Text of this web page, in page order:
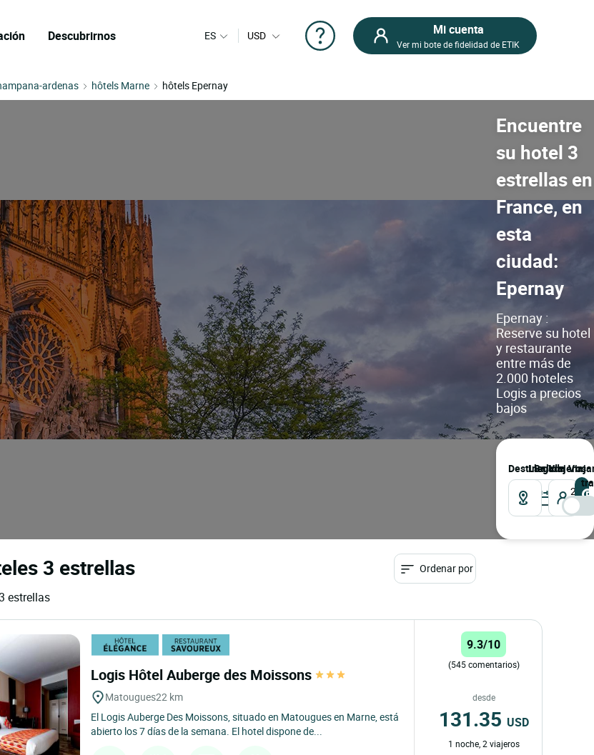
Descubrirnos ES USD Mi cuenta
Ver mi bote de fidelidad de ETIK
ardenas hôtels Marne hôtels Epernay
Encuentre
su hotel 3
estrellas en
France, en
esta
ciudad:
Epernay
Epernay :
Reserve su hotel
y restaurante
entre más de
2.000 hoteles
Logis a precios
bajos
Destinollegada
salida
Viajeros
2
3 estrellas
estrellas
Ordenar por
Logis Hôtel Auberge des Moissons
Matougues22 km
El Logis Auberge Des Moissons, situado en Matougues en Marne, está
abierto los 7 días de la semana. El hotel dispone de...
9.3/10
(545 comentarios)
desde
131.35 USD
1 noche, 2 viajeros